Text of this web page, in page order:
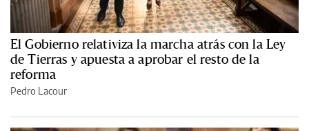
El Gobierno relativiza la marcha atrás con la Ley
de Tierras y apuesta a aprobar el resto de la
reforma
Pedro Lacour